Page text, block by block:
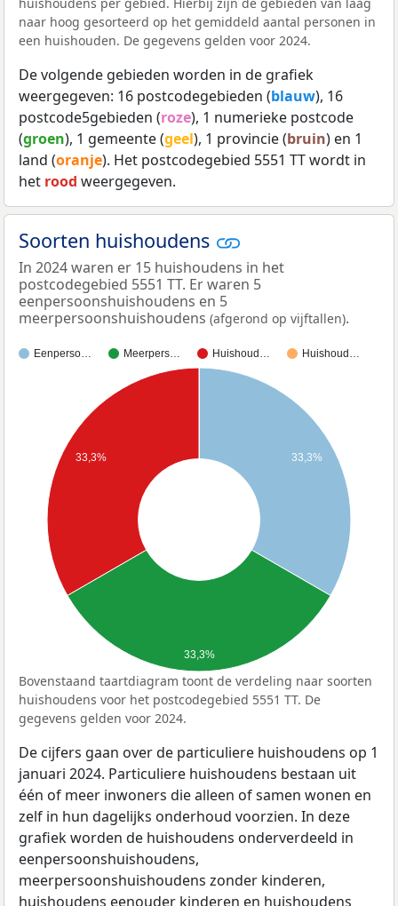
naar hoog gesorteerd op het gemiddeld aantal personen in
een huishouden. De gegevens gelden voor 2024.
De volgende gebieden worden in de grafiek
weergegeven: 16 postcodegebieden (blauw), 16
postcode5gebieden (roze), 1 numerieke postcode
(groen), 1 gemeente (geel), 1 provincie (bruin) en 1
land (oranje). Het postcodegebied 5551 TT wordt in
het rood weergegeven.
Soorten huishoudens
In 2024 waren er 15 huishoudens in het
postcodegebied 5551 TT. Er waren 5
eenpersoonshuishoudens en 5
meerpersoonshuishoudens (afgerond op vijftallen).
Eenperso… Meerpers… Huishoud… Huishoud…
33,3%
33,3%
33,3%
Bovenstaand taartdiagram toont de verdeling naar soorten
huishoudens voor het postcodegebied 5551 TT. De
gegevens gelden voor 2024.
De cijfers gaan over de particuliere huishoudens op 1
januari 2024. Particuliere huishoudens bestaan uit
één of meer inwoners die alleen of samen wonen en
zelf in hun dagelijks onderhoud voorzien. In deze
grafiek worden de huishoudens onderverdeeld in
eenpersoonshuishoudens,
meerpersoonshuishoudens zonder kinderen,
huishoudens eenouder kinderen en huishoudens